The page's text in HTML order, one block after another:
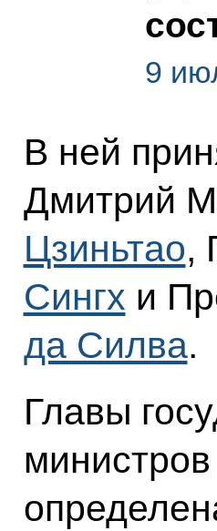
9
В ней
Дмитрий
Цзиньтао,
Сингх и
да Силва.
Главы